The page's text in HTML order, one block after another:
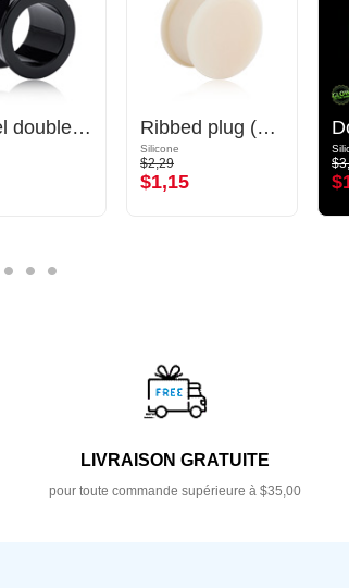
Tunnel double flared (acrylique, différentes couleurs) Ribbed plug (silicone)
Silicone
$2,29
$1,15
LIVRAISON GRATUITE
pour toute commande supérieure à $35,00